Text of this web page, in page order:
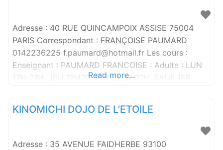
Adresse : 40 RUE QUINCAMPOIX ASSISE 75004
PARIS Correspondant : FRANÇOISE PAUMARD
0142236225 f.paumard@hotmail.fr Les cours :
Enseignant : PAUMARD FRANCOISE : Adulte : LUN
17H-21H, JEU 12H30-15H ET 19-21H, SAUF 1ER
Read more...
KINOMICHI DOJO DE L’ETOILE
Adresse : 35 AVENUE FAIDHERBE 93100